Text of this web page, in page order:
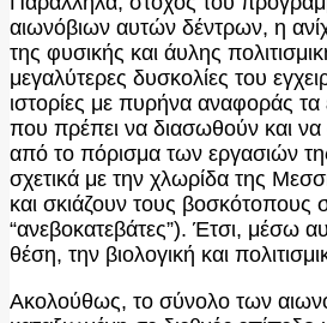
αιωνόβιων αυτών δέντρων, η
της φυσικής και άυλης
μεγαλύτερες δυσκολίες του
ιστορίες με πυρήνα αναφοράς τα
που πρέπει να διασωθούν και να
από το πόρισμα των εργασιών
σχετικά με την χλωρίδα της
και σκιάζουν τους βοσκότοπους
“ανεβοκατεβάτες”). Έτσι, μέσω
θέση, την βιολογική και
Ακολούθως, το σύνολο των